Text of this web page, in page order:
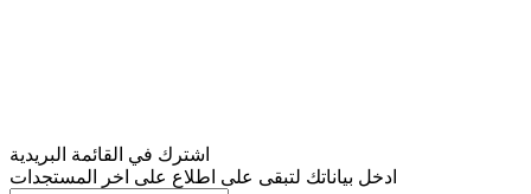
اشترك في القائمة البريدية
ادخل بياناتك لتبقى على اطلاع على اخر المستجدات